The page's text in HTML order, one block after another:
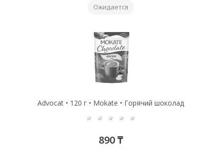
Ожидается
Advocat • 120 г • Mokate • Горячий шоколад
890 ₸